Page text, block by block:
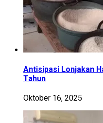
Antisipasi Lonjakan
Tahun
Oktober 16, 2025